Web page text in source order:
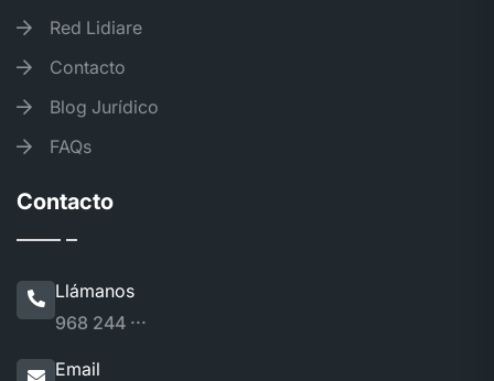
Red Lidiare
Contacto
Blog Jurídico
FAQs
Contacto
Llámanos
968 244 ···
Email